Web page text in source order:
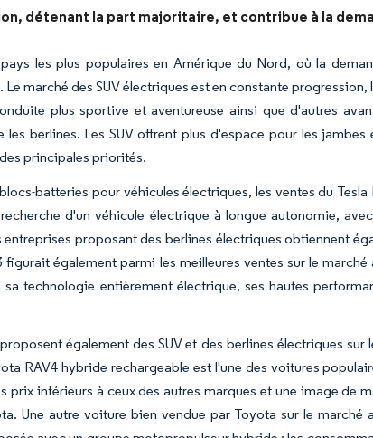
détenant la part majoritaire, et contribue à la
les plus populaires en Amérique du Nord, où la
Le marché des SUV électriques est en constante
plus sportive et aventureuse ainsi que d'autres
les berlines. Les SUV offrent plus d'espace pour les
principales priorités.
batteries pour véhicules électriques, les ventes du
d'un véhicule électrique à longue autonomie,
proposant des berlines électriques obtiennent
figurait également parmi les meilleures ventes sur le
technologie entièrement électrique, ses hautes
également des SUV et des berlines électriques
RAV4 hybride rechargeable est l'une des voitures
prix inférieurs à ceux des autres marques et une image de
Une autre voiture bien vendue par Toyota sur le marché